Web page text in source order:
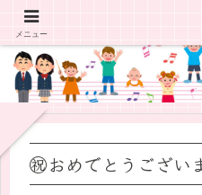
㊗️おめでとうござい
メニュー